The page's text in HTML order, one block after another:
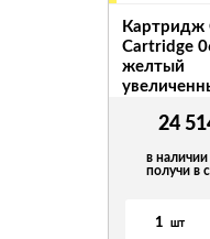
24
в наличии
получи в
1 шт
Картридж
Cartridge
желтый